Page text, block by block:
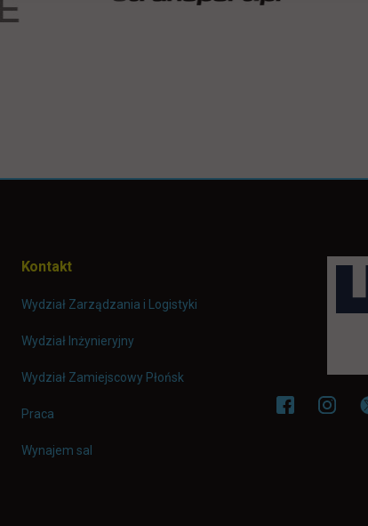
Kontakt
Wydział Zarządzania i Logistyki
Wydział Inżynieryjny
Wydział Zamiejscowy Płońsk
Pracalink otwiera się w nowej karcie
Wynajem sal